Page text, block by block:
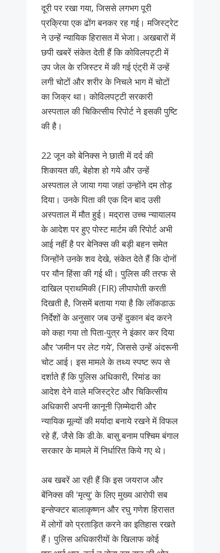
दूरी पर रखा गया, जिससे लगभग पूरी
प्रक्रिया एक ढोंग बनकर रह गई। मजिस्ट्रेट
ने उन्हें न्यायिक हिरासत में भेजा। अखबारों में
छपी खबरें संकेत देती हैं कि कोविलपट्टी में
उप जेल के रजिस्टर में की गई एंट्री में उन्हें
लगी चोटों और शरीर के निचले भाग में चोटों
का जिक्र था। कोविलपट्टी सरकारी
अस्पताल की चिकित्सीय रिपोर्ट ने इसकी पुष्टि
की है।
22 जून को बेनिक्स ने छाती में दर्द की
शिकायत की, बेहोश हो गये और उन्हें
अस्पताल ले जाया गया जहां उन्होंने दम तोड़
दिया। उनके पिता की एक दिन बाद उसी
अस्पताल में मौत हुई। मद्रास उच्च न्यायालय
के आदेश पर हुए पोस्ट मार्टम की रिपोर्ट अभी
आई नहीं है पर बेनिक्स की बड़ी बहन समेत
जिन्होंने उनके शव देखे, संकेत देते हैं कि दोनों
पर यौन हिंसा की गई थी। पुलिस की तरफ से
दाखिल प्राथमिकी (FIR) लीपापोती करती
दिखती है, जिसमें बताया गया है कि लॉकडाऊ
निर्देशों के अनुसार जब उन्हें दुकान बंद करने
को कहा गया तो पिता-पुत्र ने इंकार कर दिया
और ‘जमीन पर लेट गये’, जिससे उन्हें अंदरूनी
चोट आई। इस मामले के तथ्य स्पष्ट रूप से
दर्शाते हैं कि पुलिस अधिकारी, रिमांड का
आदेश देने वाले मजिस्ट्रेट और चिकित्सीय
अधिकारी अपनी कानूनी ज़िम्मेदारी और
न्यायिक मूल्यों की मर्यादा बनाये रखने में विफल
रहे हैं, जैसे कि डी.के. बासु बनाम पश्चिम बंगाल
सरकार के मामले में निर्धारित किये गए थे।
अब खबरें आ रही हैं कि इस जयराज और
बेंनिक्स की 'मृत्यु' के लिए मुख्य आरोपी सब
इन्सेप्क्टर बालाकृष्णन और रघु गणेश हिरासत
में लोगों को प्रताड़ित करने का इतिहास रखते
हैं। पुलिस अधिकारीयों के खिलाफ कोई